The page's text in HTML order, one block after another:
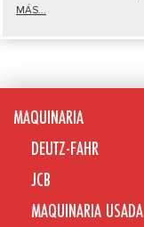
MÁS...
MAQUINARIA
DEUTZ-FAHR
JCB
MAQUINARIA USADA